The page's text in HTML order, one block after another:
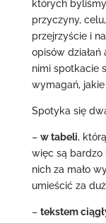
których
przyczyny,
przejrzyście i
opisów działań
nimi spotkacie
wymagań, jakie
Spotyka się
– w tabeli,
więc są bardzo
nich za mało
umieścić za
– tekstem